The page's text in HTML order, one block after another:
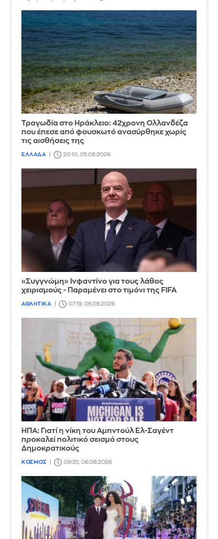
Τραγωδία στο Ηράκλειο: 42χρονη Ολλανδέζα
που έπεσε από φουσκωτό ανασύρθηκε χωρίς
τις αισθήσεις της
ΕΛΛΑΔΑ 20:10, 05.08.2026
«Συγγνώμη» Ινφαντίνο για τους λάθος
χειρισμούς - Παραμένει στο τιμόνι της FIFA
ΑΘΛΗΤΙΚΑ 07:19, 06.08.2026
ΗΠΑ: Γιατί η νίκη του Αμπντούλ Ελ-Σαγέντ
προκαλεί πολιτικό σεισμό στους
Δημοκρατικούς
ΚΟΣΜΟΣ 09:35, 06.08.2026